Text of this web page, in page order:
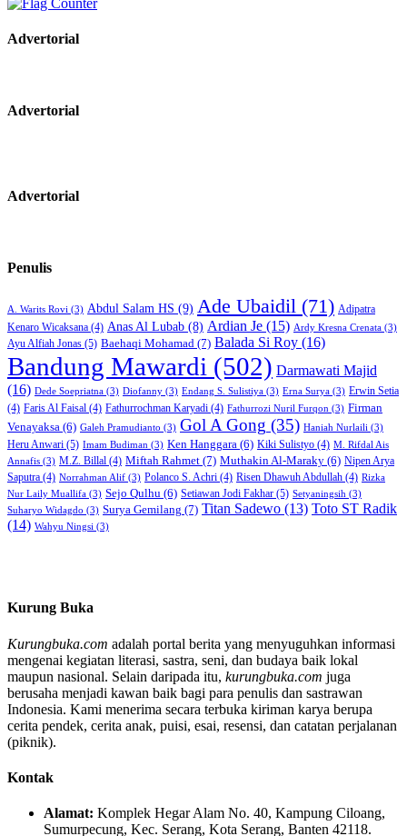
Advertorial
Advertorial
Advertorial
Penulis
A. Warits Rovi (3) Abdul Salam HS (9) Ade Ubaidil (71) Adipatra
Kenaro Wicaksana (4) Anas Al Lubab (8) Ardian Je (15) Ardy Kresna Crenata (3)
Ayu Alfiah Jonas (5) Baehaqi Mohamad (7) Balada Si Roy (16)
Bandung Mawardi (502) Darmawati Majid
(16) Dede Soepriatna (3) Diofanny (3) Endang S. Sulistiya (3) Erna Surya (3) Erwin Setia
(4) Faris Al Faisal (4) Fathurrochman Karyadi (4) Fathurrozi Nuril Furqon (3) Firman
Venayaksa (6) Galeh Pramudianto (3) Gol A Gong (35) Haniah Nurlaili (3)
Heru Anwari (5) Imam Budiman (3) Ken Hanggara (6) Kiki Sulistyo (4) M. Rifdal Ais
Annafis (3) M.Z. Billal (4) Miftah Rahmet (7) Muthakin Al-Maraky (6) Nipen Arya
Saputra (4) Norrahman Alif (3) Polanco S. Achri (4) Risen Dhawuh Abdullah (4) Rizka
Nur Laily Muallifa (3) Sejo Qulhu (6) Setiawan Jodi Fakhar (5) Setyaningsih (3)
Suharyo Widagdo (3) Surya Gemilang (7) Titan Sadewo (13) Toto ST Radik
(14) Wahyu Ningsi (3)
Kurung Buka
Kurungbuka.com adalah portal berita yang menyuguhkan informasi
mengenai kegiatan literasi, sastra, seni, dan budaya baik lokal
maupun nasional. Selain daripada itu, kurungbuka.com juga
berusaha menjadi kawan baik bagi para penulis dan sastrawan
Indonesia. Kami menerima secara terbuka kiriman karya berupa
cerita pendek, cerita anak, puisi, esai, resensi, dan catatan perjalanan
(piknik).
Kontak
Alamat: Komplek Hegar Alam No. 40, Kampung Ciloang,
Sumurpecung, Kec. Serang, Kota Serang, Banten 42118.